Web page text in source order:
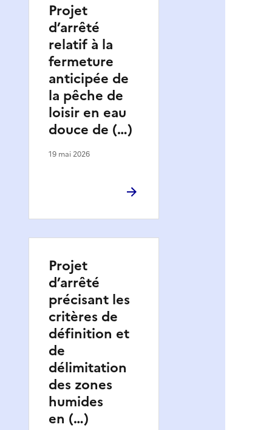
Projet
d’arrêté
relatif à la
fermeture
anticipée de
la pêche de
loisir en eau
douce de (…)
19 mai 2026
Projet
d’arrêté
précisant les
critères de
définition et
de
délimitation
des zones
humides
en (…)